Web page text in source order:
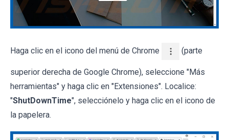
Haga clic en el icono del menú de Chrome (parte
superior derecha de Google Chrome), seleccione "Más
herramientas" y haga clic en "Extensiones". Localice:
"ShutDownTime", selecciónelo y haga clic en el icono de
la papelera.